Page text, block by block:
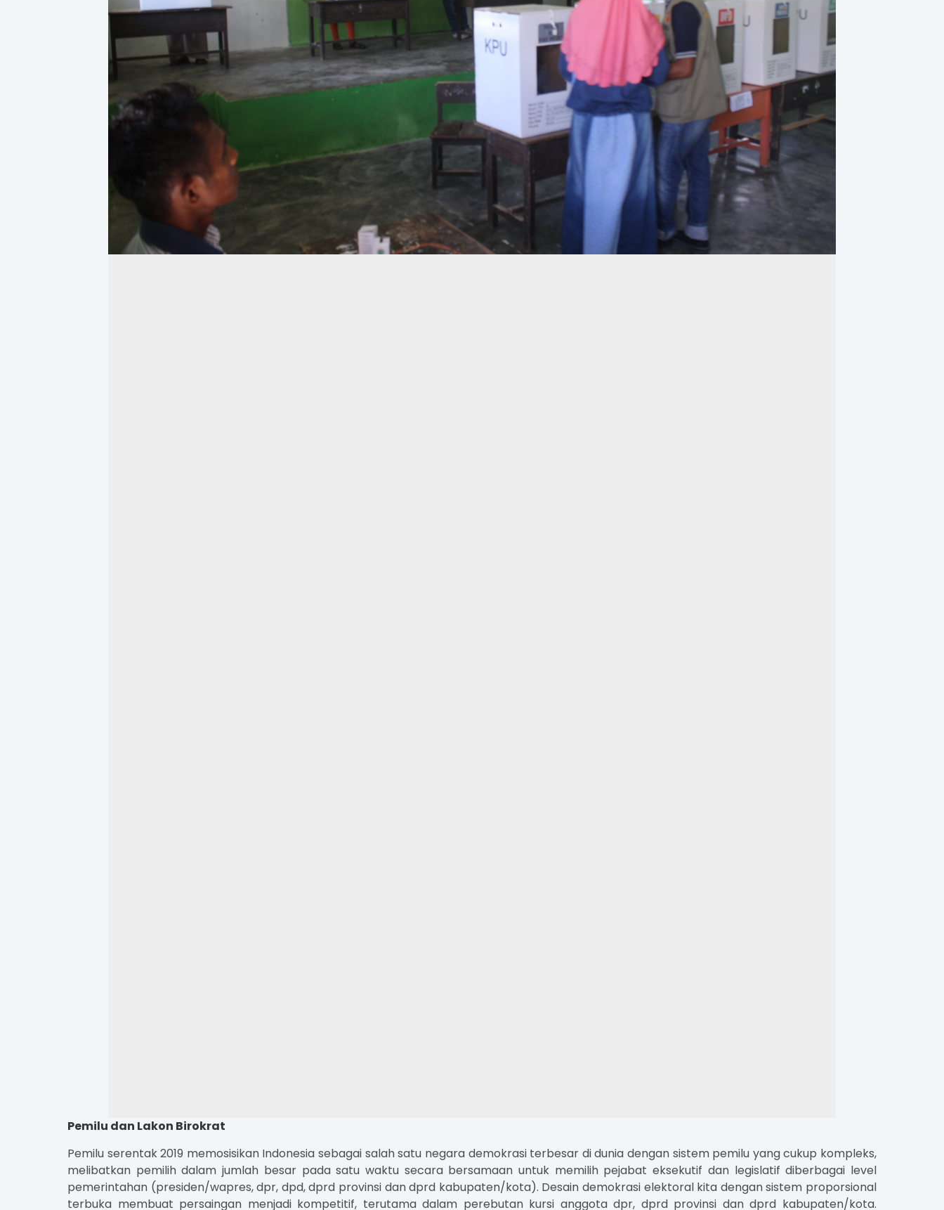
Pemilu dan Lakon Birokrat
Pemilu serentak 2019 memosisikan Indonesia sebagai salah satu negara demokrasi terbesar di dunia dengan sistem pemilu yang cukup kompleks,
melibatkan pemilih dalam jumlah besar pada satu waktu secara bersamaan untuk memilih pejabat eksekutif dan legislatif diberbagai level
pemerintahan (presiden/wapres, dpr, dpd, dprd provinsi dan dprd kabupaten/kota). Desain demokrasi elektoral kita dengan sistem proporsional
terbuka membuat persaingan menjadi kompetitif, terutama dalam perebutan kursi anggota dpr, dprd provinsi dan dprd kabupaten/kota.